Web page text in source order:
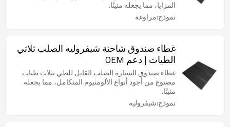
المزايا، مما يجعله متينًا.
نموذج:مراوغة
غطاء صندوق شاحنة شيفروليه الصلب ثلاثي
الطيات | دعم OEM
غطاء صندوق السيارة الصلب القابل للطي بثلاث طيات
مصنوع من أجود أنواع الألومنيوم المتكامل، مما يجعله
متينًا.
نموذج:شيفروليه